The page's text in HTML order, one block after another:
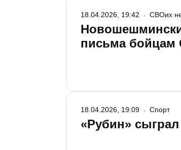
письма бойцам
18.04.2026, 19:42 СВОих
«Рубин»
18.04.2026, 19:09 Спорт